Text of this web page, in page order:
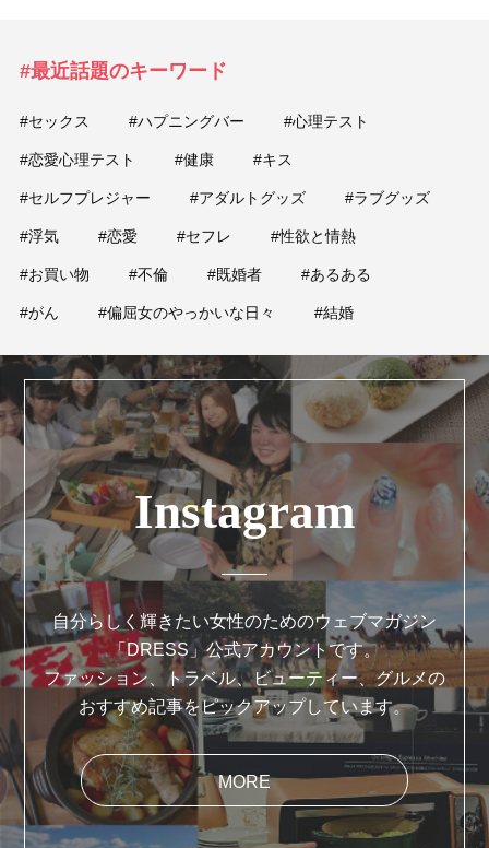
#最近話題のキーワード
#セックス #ハプニングバー #心理テスト
#恋愛心理テスト #健康 #キス
#セルフプレジャー #アダルトグッズ #ラブグッズ
#浮気 #恋愛 #セフレ #性欲と情熱
#お買い物 #不倫 #既婚者 #あるある
#がん #偏屈女のやっかいな日々 #結婚
Instagram
自分らしく輝きたい女性のためのウェブマガジン
「DRESS」公式アカウントです。
ファッション、トラベル、ビューティー、グルメの
おすすめ記事をピックアップしています。
MORE